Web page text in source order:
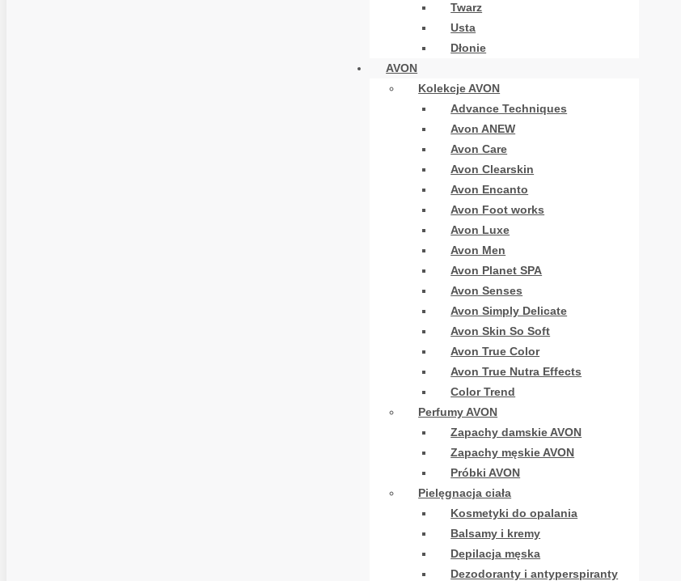
Twarz
Usta
Dłonie
AVON
Kolekcje AVON
Advance Techniques
Avon ANEW
Avon Care
Avon Clearskin
Avon Encanto
Avon Foot works
Avon Luxe
Avon Men
Avon Planet SPA
Avon Senses
Avon Simply Delicate
Avon Skin So Soft
Avon True Color
Avon True Nutra Effects
Color Trend
Perfumy AVON
Zapachy damskie AVON
Zapachy męskie AVON
Próbki AVON
Pielęgnacja ciała
Kosmetyki do opalania
Balsamy i kremy
Depilacja męska
Dezodoranty i antyperspiranty